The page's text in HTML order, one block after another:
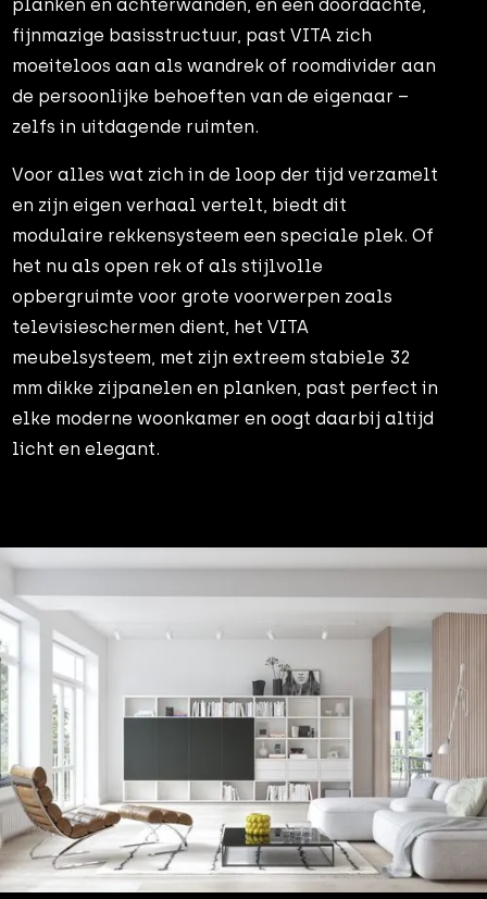
planken en achterwanden, en een doordachte,
fijnmazige basisstructuur, past VITA zich
moeiteloos aan als wandrek of roomdivider aan
de persoonlijke behoeften van de eigenaar –
zelfs in uitdagende ruimten.
Voor alles wat zich in de loop der tijd verzamelt
en zijn eigen verhaal vertelt, biedt dit
modulaire rekkensysteem een speciale plek. Of
het nu als open rek of als stijlvolle
opbergruimte voor grote voorwerpen zoals
televisieschermen dient, het VITA
meubelsysteem, met zijn extreem stabiele 32
mm dikke zijpanelen en planken, past perfect in
elke moderne woonkamer en oogt daarbij altijd
licht en elegant.